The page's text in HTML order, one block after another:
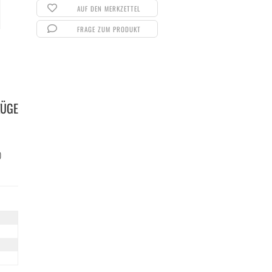
AUF DEN MERKZETTEL
FRAGE ZUM PRODUKT